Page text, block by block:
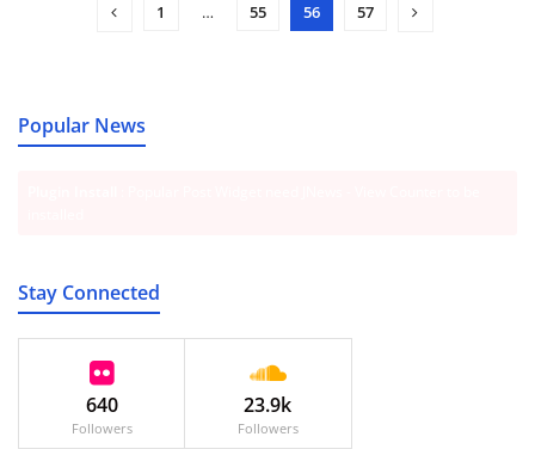
1 … 55 56 57
Popular News
Stay Connected
640
Followers
23.9k
Followers